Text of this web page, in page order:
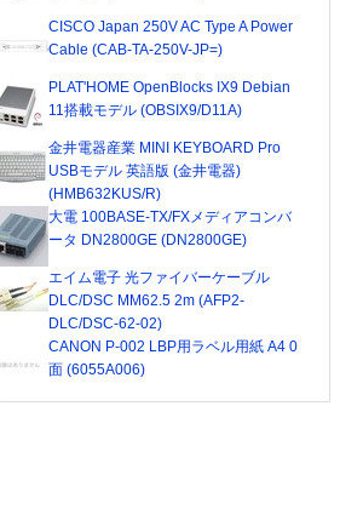
CISCO Japan 250V AC Type A Power
Cable (CAB-TA-250V-JP=)
PLAT'HOME OpenBlocks IX9 Debian
11搭載モデル (OBSIX9/D11A)
金井電器産業 MINI KEYBOARD Pro
USBモデル 英語版 (金井電器)
(HMB632KUS/R)
大電 100BASE-TX/FXメディアコンバ
ータ DN2800GE (DN2800GE)
エイム電子 光ファイバーケーブル
DLC/DSC MM62.5 2m (AFP2-
DLC/DSC-62-02)
CANON P-002 LBP用ラベル用紙 A4 0
面 (6055A006)